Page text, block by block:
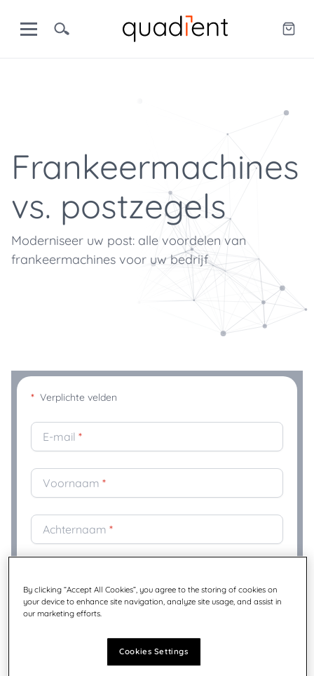
Frankeermachines
vs. postzegels
Moderniseer uw post: alle voordelen van
frankeermachines voor uw bedrijf
* Verplichte velden
E-mail *
Voornaam *
Achternaam *
*
Telefoon *
By clicking “Accept All Cookies”, you agree to the storing of cookies on
your device to enhance site navigation, analyze site usage, and assist in
our marketing efforts.
Cookies Settings